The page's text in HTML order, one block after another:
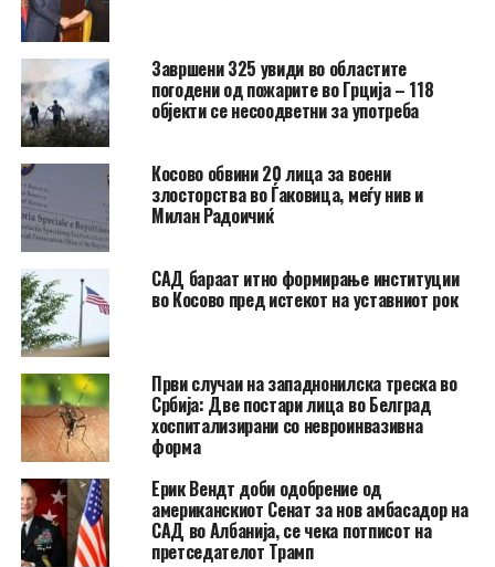
Завршени 325 увиди во областите
погодени од пожарите во Грција – 118
објекти се несоодветни за употреба
Косово обвини 20 лица за воени
злосторства во Ѓаковица, меѓу нив и
Милан Радоичиќ
САД бараат итно формирање институции
во Косово пред истекот на уставниот рок
Први случаи на западнонилска треска во
Србија: Две постари лица во Белград
хоспитализирани со невроинвазивна
форма
Ерик Вендт доби одобрение од
американскиот Сенат за нов амбасадор на
САД во Албанија, се чека потписот на
претседателот Трамп